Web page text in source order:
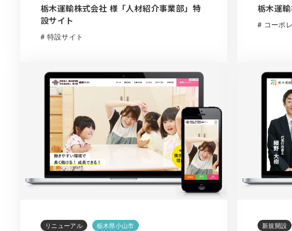
栃木運輸株式会社 様「人材紹介事業部」特
設サイト
# 特設サイト
栃木運
# コーポ
リニューアル 栃木県小山市 新規開設